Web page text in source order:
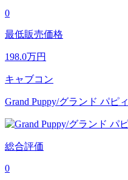
0
最低販売価格
198.0万円
キャブコン
Grand Puppy/グランド パピィ
総合評価
0